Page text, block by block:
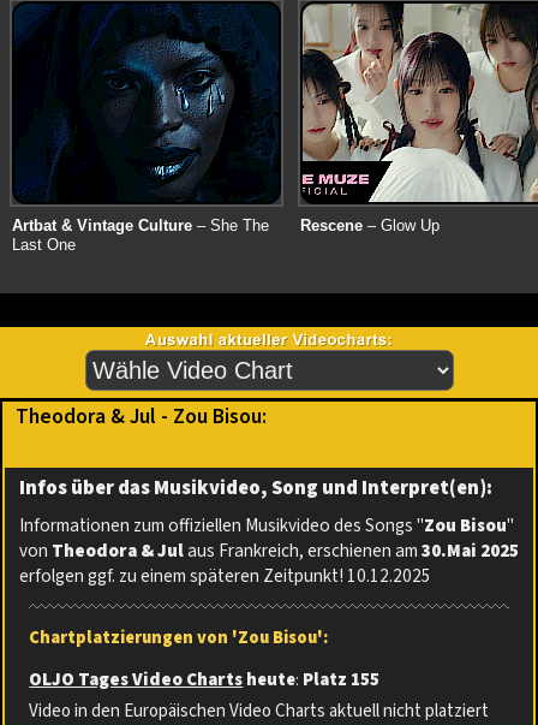
Artbat & Vintage Culture – She The
Last One
Rescene – Glow Up
Theodora & Jul - Zou Bisou:
Infos über das Musikvideo, Song und Interpret(en):
Informationen zum offiziellen Musikvideo des Songs "Zou Bisou"
von Theodora & Julaus Frankreich, erschienen am30.Mai 2025
erfolgen ggf. zu einem späteren Zeitpunkt! 10.12.2025
Chartplatzierungen von 'Zou Bisou':
OLJO Tages Video Chartsheute: Platz 155
Video in den Europäischen Video Charts aktuell nicht platziert